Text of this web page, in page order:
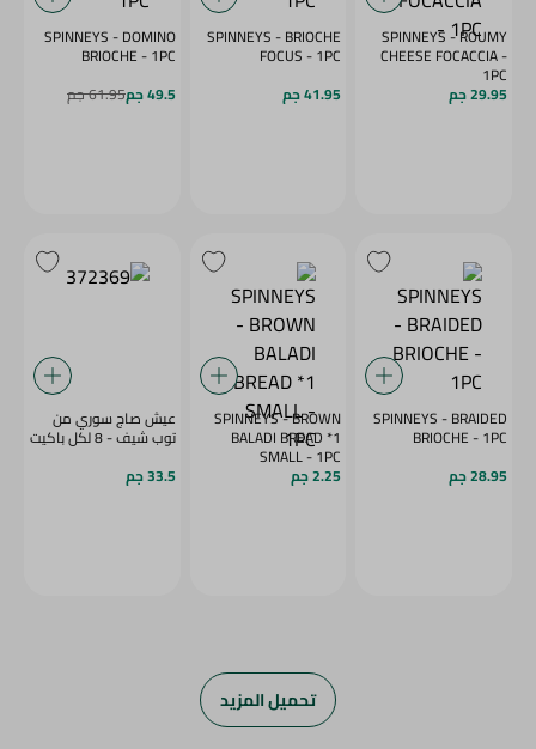
SPINNEYS - ROUMY
CHEESE FOCACCIA -
1PC
29.95 جم
SPINNEYS - BRIOCHE
FOCUS - 1PC
41.95 جم
SPINNEYS - DOMINO
BRIOCHE - 1PC
49.5 جم
61.95 جم
SPINNEYS - BRAIDED
BRIOCHE - 1PC
28.95 جم
SPINNEYS - BROWN
BALADI BREAD *1
SMALL - 1PC
2.25 جم
عيش صاج سوري من
توب شيف - 8 لكل باكيت
33.5 جم
تحميل المزيد